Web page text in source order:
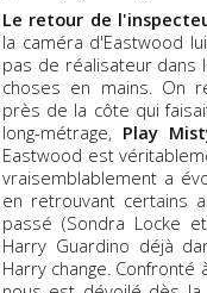
Le retour de
la caméra d'Eastwood
pas de réalisateur
choses en mains. On
près de la côte qui
long-métrage, Play
Eastwood est
vraisemblablement a
en retrouvant certains
passé (Sondra Locke
Harry Guardino déjà
Harry change.